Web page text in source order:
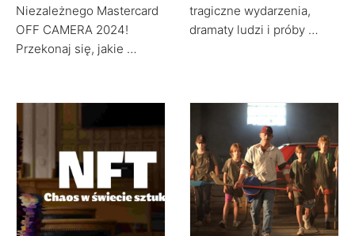
Niezależnego Mastercard
OFF CAMERA 2024!
Przekonaj się, jakie …
tragiczne wydarzenia,
dramaty ludzi i próby …